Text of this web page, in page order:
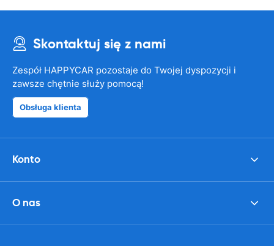
Skontaktuj się z nami
Zespół HAPPYCAR pozostaje do Twojej dyspozycji i
zawsze chętnie służy pomocą!
Obsługa klienta
Konto
O nas